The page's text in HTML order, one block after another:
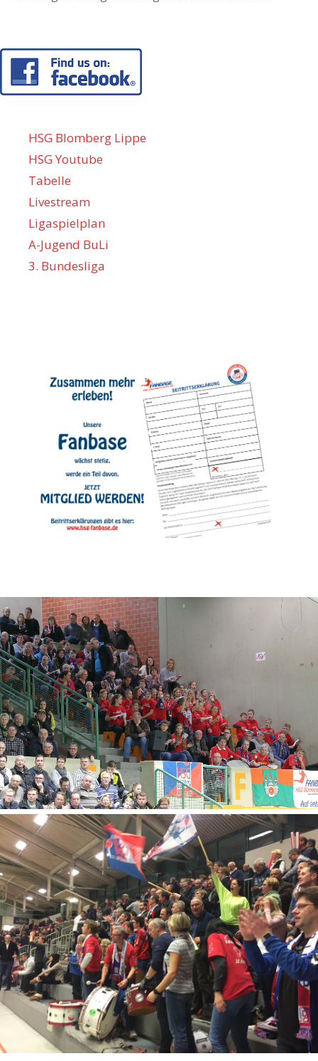
HSG Blomberg Lippe
HSG Youtube
Tabelle
Livestream
Ligaspielplan
A-Jugend BuLi
3. Bundesliga